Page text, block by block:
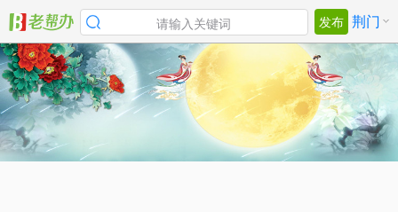
请输入关键词 发布 荆门